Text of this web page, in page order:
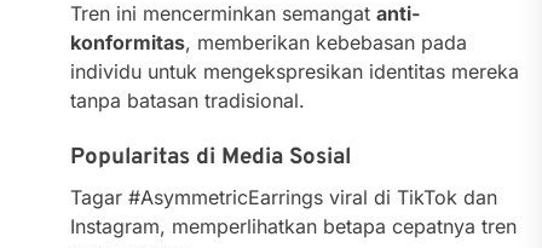
Tren ini mencerminkan semangat anti-
konformitas, memberikan kebebasan pada
individu untuk mengekspresikan identitas mereka
tanpa batasan tradisional.
Popularitas di Media Sosial
Tagar #AsymmetricEarrings viral di TikTok dan
Instagram, memperlihatkan betapa cepatnya tren